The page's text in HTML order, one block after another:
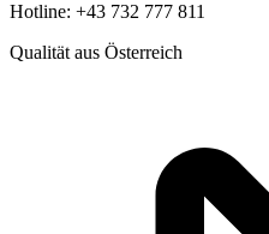
Hotline: +43 732 777 811
Qualität aus Österreich